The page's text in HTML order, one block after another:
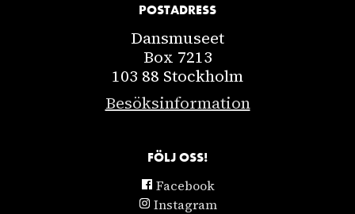
POSTADRESS
Dansmuseet
Box 7213
103 88 Stockholm
Besöksinformation
FÖLJ OSS!
Facebook
Instagram